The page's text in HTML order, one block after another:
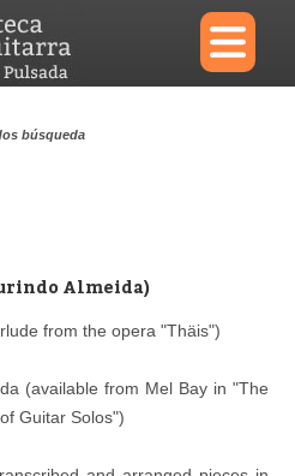
×
búsqueda
Almeida)
from the opera "Thäis")
(available from Mel Bay in "The
Guitar Solos")